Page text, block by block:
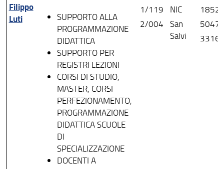
Filippo
Luti
SUPPORTO ALLA
PROGRAMMAZIONE
DIDATTICA
SUPPORTO PER
REGISTRI LEZIONI
CORSI DI STUDIO,
MASTER, CORSI
PERFEZIONAMENTO,
PROGRAMMAZIONE
DIDATTICA SCUOLE
DI
SPECIALIZZAZIONE
DOCENTI A
1/119
2/004
NIC
San
Salvi
1852
5047